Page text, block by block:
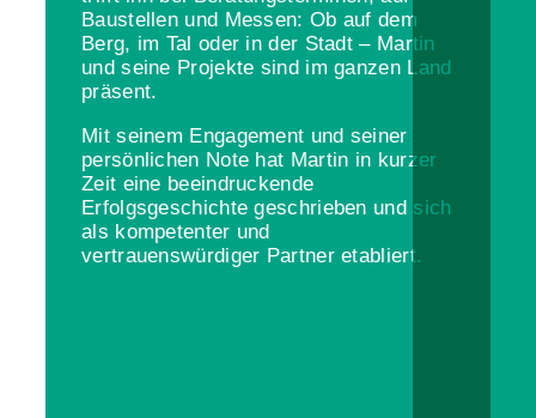
Baustellen und Messen: Ob auf dem
Berg, im Tal oder in der Stadt – Martin
und seine Projekte sind im ganzen Land
präsent.
Mit seinem Engagement und seiner
persönlichen Note hat Martin in kurzer
Zeit eine beeindruckende
Erfolgsgeschichte geschrieben und sich
als kompetenter und
vertrauenswürdiger Partner etabliert.